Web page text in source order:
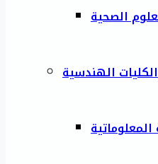
الصحية
الكليات الهندسية